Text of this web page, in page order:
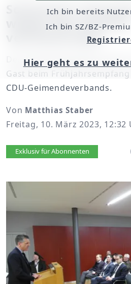
Schönaich:
wegen des Verbots
verschwunden
Der
Gast beim Frühjahrsempfang
CDU-Geimendeverbands.
Von Matthias Staber
Freitag, 10. März 2023, 12:32
Artikel vorlesen
Exklusiv für Abonnenten
Ich bin bereits
Ich bin SZ/BZ-
Hier geht es zu